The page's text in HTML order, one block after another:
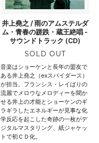
井上堯之 / 雨のアムステルダ
ム・青春の蹉跌・蔵王絶唱 -
サウンドトラック (CD)
SOLD OUT
音楽はショーケンと長年の盟友で
ある井上堯之（exスパイダース）
が担当。フランシス・レイばりの
流麗でメロウなメロディーを聞か
せる井上の才能とショーケンのギ
ラギラしたエネルギーが見事な化
学反応を起こした奇跡の一枚がデ
ジタルマスタリング、紙ジャケッ
トで初ＣＤ化。